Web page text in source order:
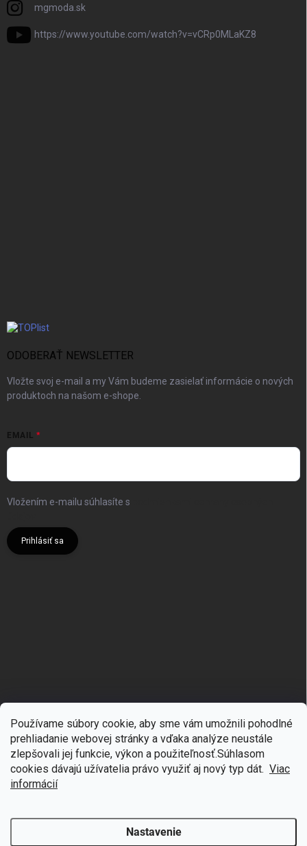
Používame súbory cookie, aby sme vám umožnili pohodlné
prehliadanie webovej stránky a vďaka analýze neustále
zlepšovali jej funkcie, výkon a použiteľnosť.Súhlasom
cookies dávajú užívatelia právo využiť aj nový typ dát. Viac
informácií
Nastavenie
mgmoda.sk
https://www.youtube.com/watch?v=vCRp0MLaKZ8
ODOBERAŤ NEWSLETTER
Vložte svoj e-mail a my Vám budeme zasielať informácie o nových
produktoch na našom e-shope.
EMAIL
Vložením e-mailu súhlasíte s
Prihlásiť sa
Copyright 2026 mgmoda.sk . Všetky práva vyhradené.Upraviť nastavenie
🎁Získajte 7 % zľavu na prvý nákup
Prihláste sa k odberu noviniek